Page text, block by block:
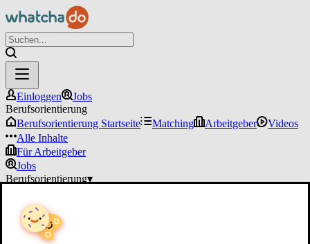
Einloggen
Jobs
Berufsorientierung
Berufsorientierung Startseite
Matching Arbeitgeber
Videos
Alle Inhalte
Für Arbeitgeber
Jobs
Berufsorientierung▾